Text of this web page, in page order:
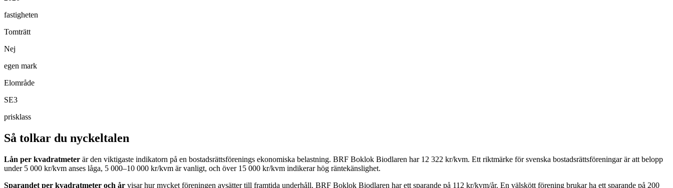
fastigheten
Tomträtt
Nej
egen mark
Elområde
SE3
prisklass
Så tolkar du nyckeltalen
Lån per kvadratmeter är den viktigaste indikatorn på en bostadsrättsförenings ekonomiska belastning. BRF Boklok Biodlaren har 12 322 kr/kvm. Ett riktmärke för svenska bostadsrättsföreningar är att belopp
under 5 000 kr/kvm anses låga, 5 000–10 000 kr/kvm är vanligt, och över 15 000 kr/kvm indikerar hög räntekänslighet.
Sparandet per kvadratmeter och år visar hur mycket föreningen avsätter till framtida underhåll. BRF Boklok Biodlaren har ett sparande på 112 kr/kvm/år. En välskött förening brukar ha ett sparande på 200